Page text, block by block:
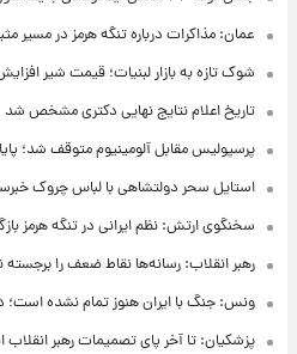
عمان: مذاکرات درباره تنگه هرمز در مسیر
شوک تازه به بازار لبنیات؛ قیمت شیر
تاریخ اعلام نتایج نهایی دکتری مشخص شد
پرسپولیس مقابل آلومینیوم متوقف شد؛
استایل سحر دولتشاهی با لباس چروک
سخنگوی ارتش: نظم ایرانی در تنگه هرمز
رهبر انقلاب: رسانه‌ها نقاط ضعف را برجسته
ونس: جنگ با ایران هنوز تمام نشده است؛
پزشکیان: تا آخر پای تصمیمات رهبر انقلاب